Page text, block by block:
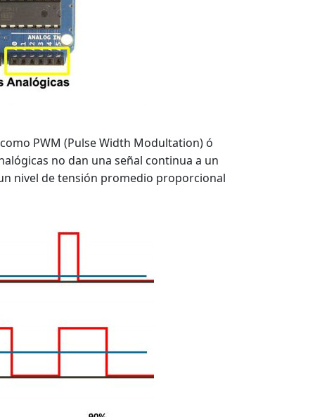
PWM (Pulse Width Modultation) ó
no dan una señal continua a un
nivel de tensión promedio proporcional